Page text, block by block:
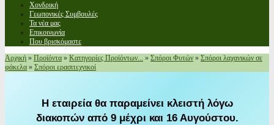
Χονδρική
Γεωπονικές Συμβουλές
Τα νέα μας
Επικοινωνία
Που βρισκόμαστε
Αρχική » Προϊόντα » Κατηγορίες Προϊόντων... » Σπόροι Φυτών » Σπόροι λαχανικών σε
φάκελα » Σπόροι ερασιτεχνικοί
Η εταιρεία θα παραμείνει κλειστή λόγω
διακοπών από 9 μέχρι και 16 Αυγούστου.